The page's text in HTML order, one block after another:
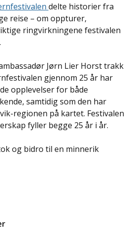
delte historier fra
reise – om oppturer,
ringvirkningene festivalen
Jørn Lier Horst trakk
gjennom 25 år har
opplevelser for både
samtidig som den har
regionen på kartet. Festivalen
fyller begge 25 år i år.
og bidro til en minnerik